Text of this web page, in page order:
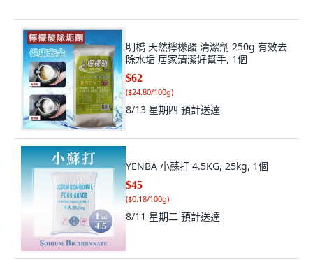
明橋 天然檸檬酸 清潔劑 250g 有效去
除水垢 居家清潔好幫手, 1個
$62
($24.80/100g)
8/13 星期四 預計送達
YENBA 小蘇打 4.5KG, 25kg, 1個
$45
($0.18/100g)
8/11 星期二 預計送達